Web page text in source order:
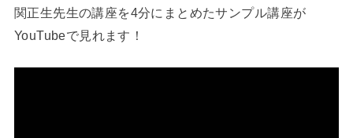
関正生先生の講座を4分にまとめたサンプル講座が
YouTubeで見れます！